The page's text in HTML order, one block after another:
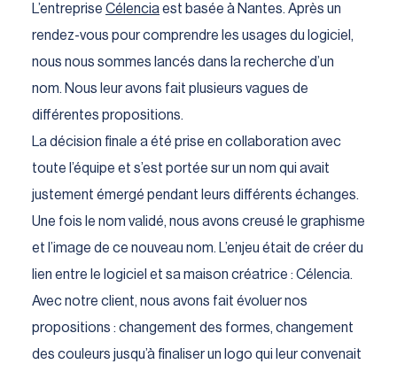
L’entreprise Célenciaest basée à Nantes. Après un
rendez-vous pour comprendre les usages du logiciel,
nous nous sommes lancés dans la recherche d’un
nom. Nous leur avons fait plusieurs vagues de
différentes propositions.
La décision finale a été prise en collaboration avec
toute l’équipe et s’est portée sur un nom qui avait
justement émergé pendant leurs différents échanges.
Une fois le nom validé, nous avons creusé le graphisme
et l’image de ce nouveau nom. L’enjeu était de créer du
lien entre le logiciel et sa maison créatrice : Célencia.
Avec notre client, nous avons fait évoluer nos
propositions : changement des formes, changement
des couleurs jusqu’à finaliser un logo qui leur convenait